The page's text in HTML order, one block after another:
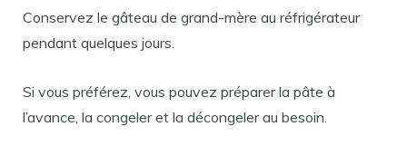
Conservez le gâteau de grand-mère au réfrigérateur
pendant quelques jours.
Si vous préférez, vous pouvez préparer la pâte à
l’avance, la congeler et la décongeler au besoin.